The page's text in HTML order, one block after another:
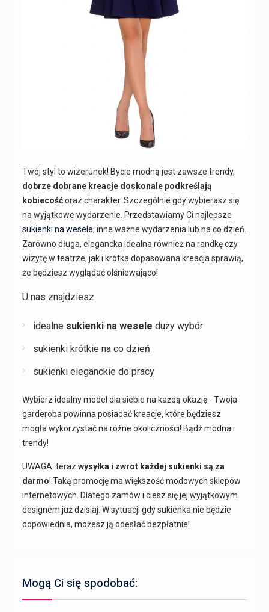
Twój styl to wizerunek! Bycie modną jest zawsze trendy,
dobrze dobrane kreacje doskonale podkreślają
kobiecośćoraz charakter. Szczególnie gdy wybierasz się
na wyjątkowe wydarzenie. Przedstawiamy Ci najlepsze
sukienki na wesele, inne ważne wydarzenia lub na co dzień.
Zarówno długa, elegancka idealna również na randkę czy
wizytę w teatrze, jak i krótka dopasowana kreacja sprawią,
że będziesz wyglądać olśniewająco!
U nas znajdziesz:
idealne sukienki na wesele duży wybór
sukienki krótkie na co dzień
sukienki eleganckie do pracy
Wybierz idealny model dla siebie na każdą okazję - Twoja
garderoba powinna posiadać kreacje, które będziesz
mogła wykorzystać na różne okoliczności! Bądź modna i
trendy!
UWAGA: teraz wysyłka i zwrot każdej sukienki są za
darmo! Taką promocję ma większość modowych sklepów
internetowych. Dlatego zamów i ciesz się jej wyjątkowym
designem już dzisiaj. W sytuacji gdy sukienka nie będzie
odpowiednia, możesz ją odesłać bezpłatnie!
Mogą Ci się spodobać: